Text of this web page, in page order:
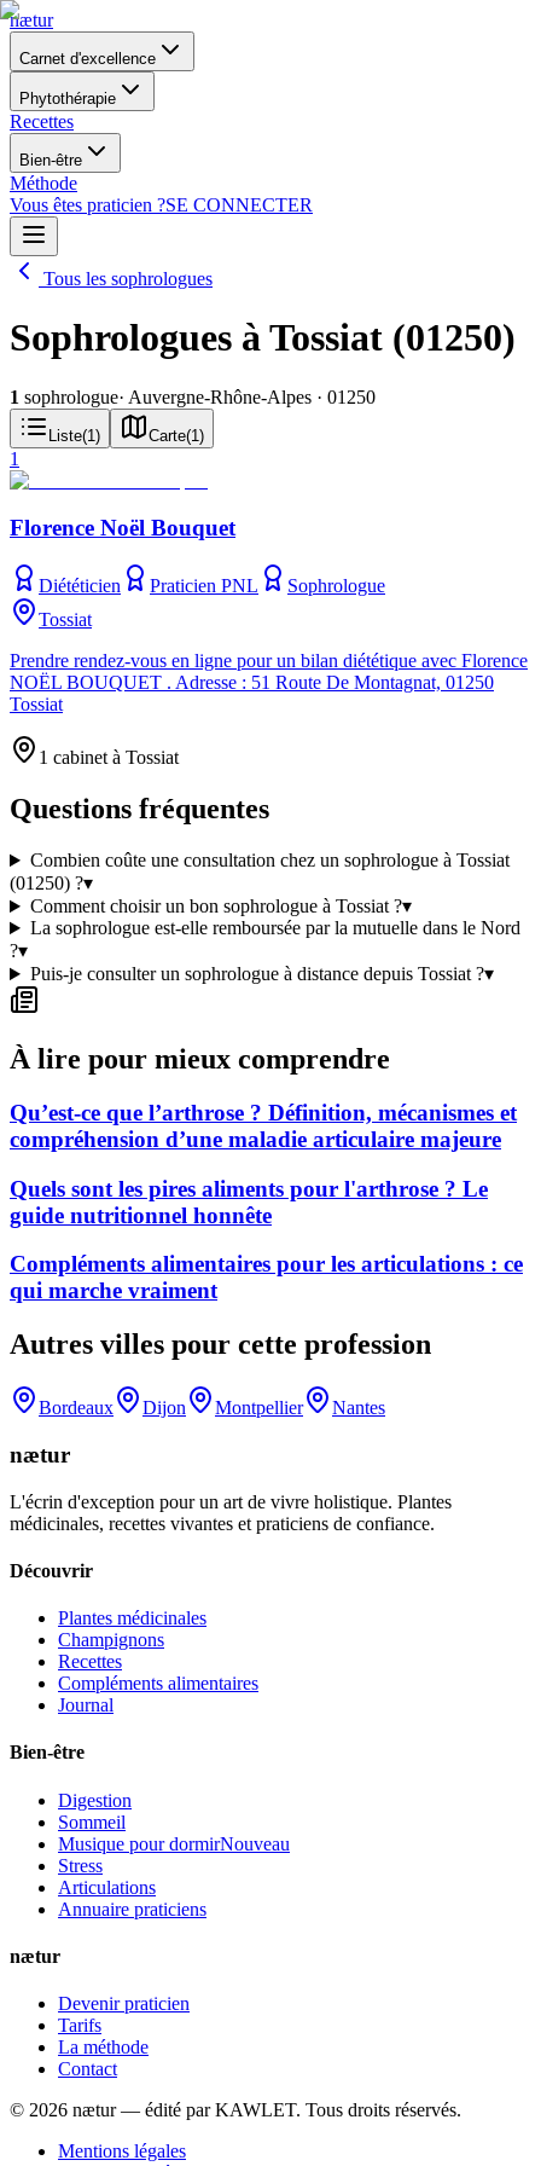
nætur
Carnet d'excellence
Phytothérapie
Recettes
Bien-être
Méthode
Vous êtes praticien ?SE CONNECTER
Tous les sophrologues
Sophrologues à Tossiat (01250)
1 sophrologue· Auvergne-Rhône-Alpes · 01250
Liste(1 ) Carte(1 )
1
Florence Noël Bouquet
Diététicien Praticien PNL
Sophrologue
Tossiat
Prendre rendez-vous en ligne pour un bilan diététique avec Florence
NOËL BOUQUET . Adresse : 51 Route De Montagnat, 01250
Tossiat
1 cabinet à Tossiat
Questions fréquentes
Combien coûte une consultation chez un sophrologue à Tossiat
(01250) ?▾
Comment choisir un bon sophrologue à Tossiat ?▾
La sophrologue est-elle remboursée par la mutuelle dans le Nord
?▾
Puis-je consulter un sophrologue à distance depuis Tossiat ?▾
À lire pour mieux comprendre
Qu’est-ce que l’arthrose ? Définition, mécanismes et
compréhension d’une maladie articulaire majeure
Quels sont les pires aliments pour l'arthrose ? Le
guide nutritionnel honnête
Compléments alimentaires pour les articulations : ce
qui marche vraiment
Autres villes pour cette profession
Bordeaux Dijon Montpellier Nantes
nætur
L'écrin d'exception pour un art de vivre holistique. Plantes
médicinales, recettes vivantes et praticiens de confiance.
Découvrir
Plantes médicinales
Champignons
Recettes
Compléments alimentaires
Journal
Bien-être
Digestion
Sommeil
Musique pour dormirNouveau
Stress
Articulations
Annuaire praticiens
nætur
Devenir praticien
Tarifs
La méthode
Contact
© 2026 nætur — édité par KAWLET. Tous droits réservés.
Mentions légales